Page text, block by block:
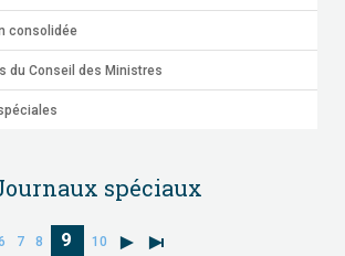
consolidée
du Conseil des Ministres
spéciaux
7 8 9 10